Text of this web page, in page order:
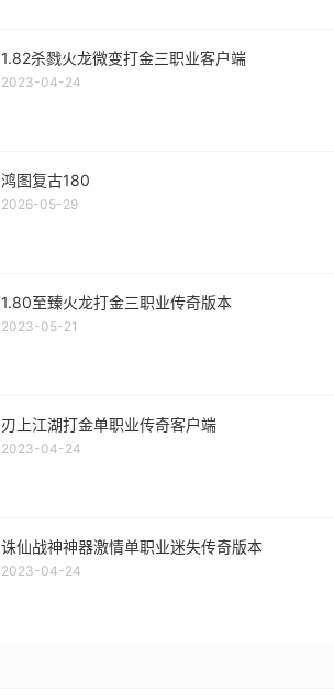
1.82杀戮火龙微变打金三职业客户端
2023-04-24
鸿图复古180
2026-05-29
1.80至臻火龙打金三职业传奇版本
2023-05-21
刃上江湖打金单职业传奇客户端
2023-04-24
诛仙战神神器激情单职业迷失传奇版本
2023-04-24